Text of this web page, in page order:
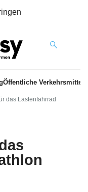
Öffentliche Verkehrsmittel
das Lastenfahrrad